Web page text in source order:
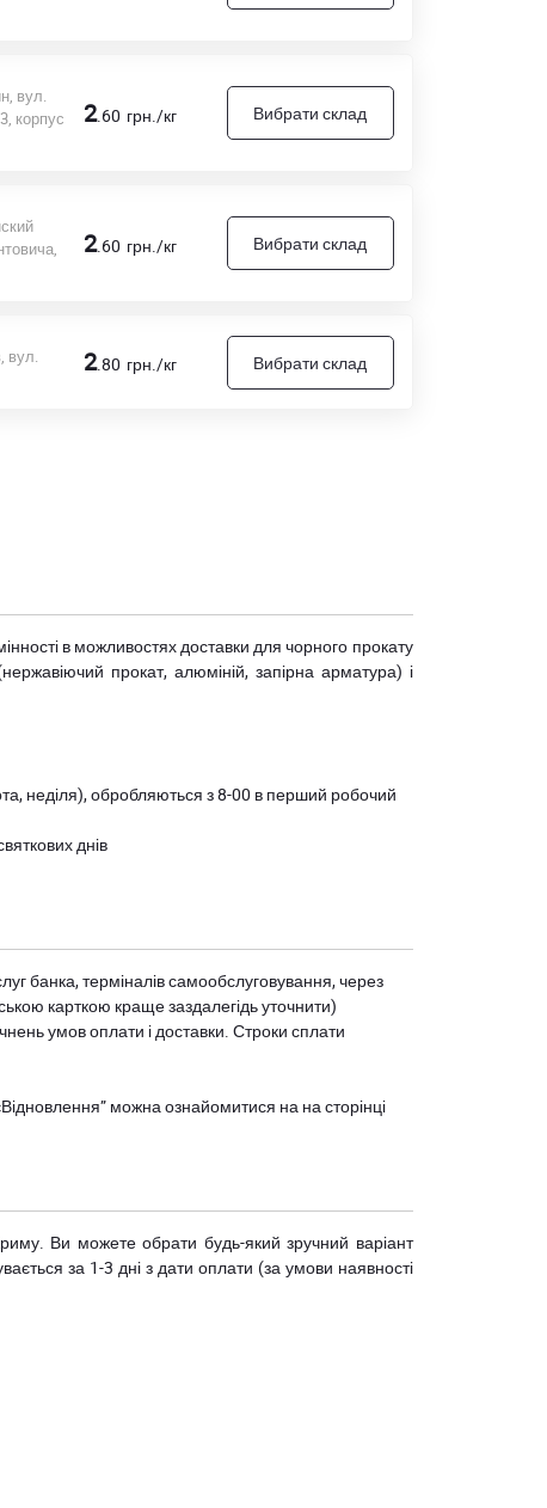
вул.
корпус
2.60 грн./кг Вибрати склад
2.60 грн./кг Вибрати склад
вул.
2.80 грн./кг Вибрати склад
в можливостях доставки для чорного прокату
прокат, алюміній, запірна арматура) і
неділя), обробляються з 8-00 в перший робочий
днів
банка, терміналів самообслуговування, через
карткою краще заздалегідь уточнити)
умов оплати і доставки. Строки сплати
можна ознайомитися на на сторінці
Ви можете обрати будь-який зручний варіант
за 1-3 дні з дати оплати (за умови наявності